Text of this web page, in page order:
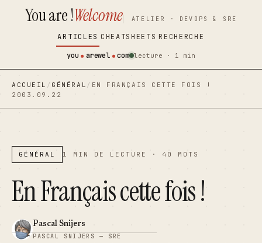
contenu
principal
contenu
principal
You are !Welcome ATELIER · DEVOPS & SRE
ARTICLES CHEATSHEETS RECHERCHE
you
arewel com lecture · 1 min
ACCUEIL / GÉNÉRAL / EN FRANÇAIS CETTE FOIS !
2003.09.22
GÉNÉRAL 1 MIN DE LECTURE · 40 MOTS
En Français cette fois !
Pascal Snijers
PASCAL SNIJERS — SRE